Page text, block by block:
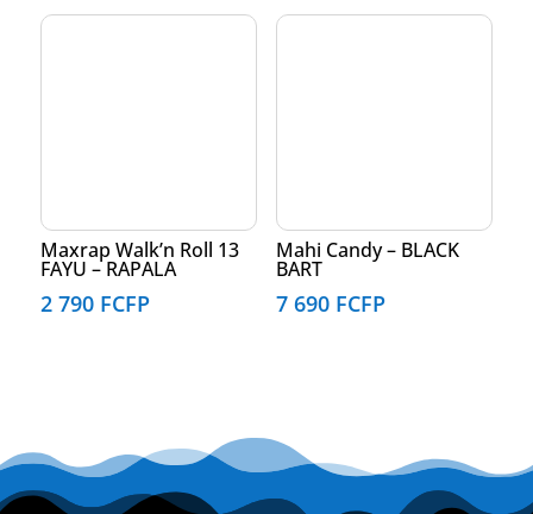
Maxrap Walk’n Roll 13
FAYU – RAPALA
2 790 FCFP
Mahi Candy – BLACK
BART
7 690 FCFP